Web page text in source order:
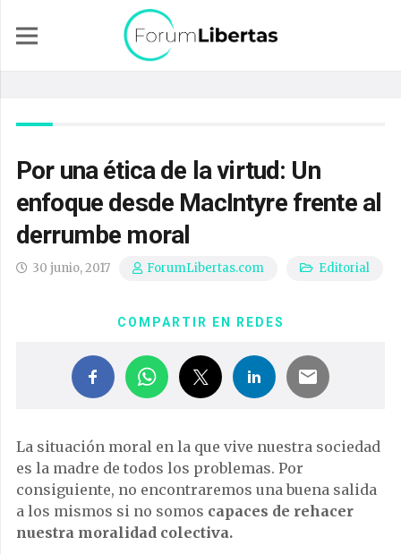
Por una ética de la virtud: Un
enfoque desde MacIntyre frente al
derrumbe moral
30 junio, 2017 ForumLibertas.com Editorial
COMPARTIR EN REDES
La situación moral en la que vive nuestra sociedad
es la madre de todos los problemas. Por
consiguiente, no encontraremos una buena salida
a los mismos si no somos capaces de rehacer
nuestra moralidad colectiva.